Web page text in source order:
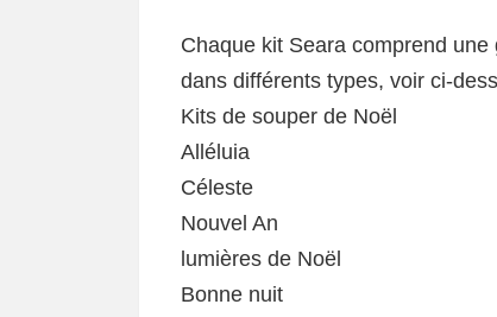
Chaque kit Seara comprend
dans différents types, voir ci-
Kits de souper de Noël
Alléluia
Céleste
Nouvel An
lumières de Noël
Bonne nuit